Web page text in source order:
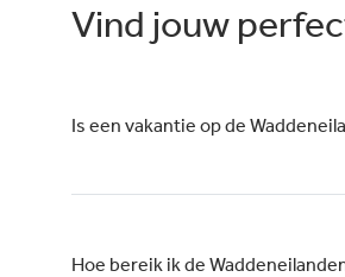
Vind jouw
Is een vakantie op de
Hoe bereik ik de